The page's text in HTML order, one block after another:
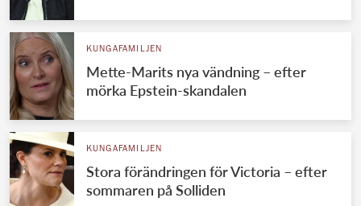
KUNGAFAMILJEN
Mette-Marits nya vändning – efter
mörka Epstein-skandalen
KUNGAFAMILJEN
Stora förändringen för Victoria – efter
sommaren på Solliden